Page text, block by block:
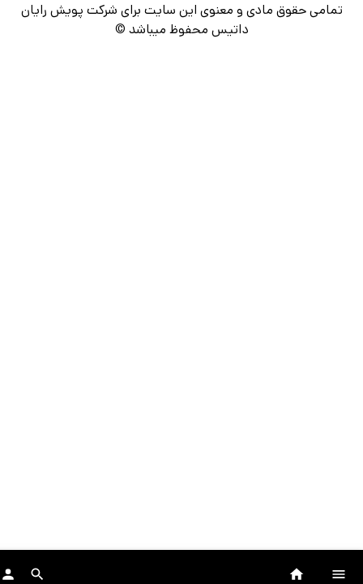
تمامی حقوق مادی و معنوی این سایت برای شرکت پویش رایان
داتیس محفوظ میباشد ©